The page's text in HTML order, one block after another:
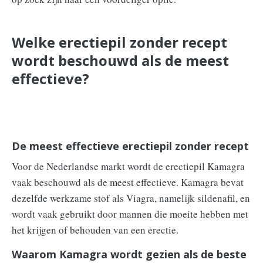
Welke erectiepil zonder recept
wordt beschouwd als de meest
effectieve?
De meest effectieve erectiepil zonder recept
Voor de Nederlandse markt wordt de erectiepil Kamagra
vaak beschouwd als de meest effectieve. Kamagra bevat
dezelfde werkzame stof als Viagra, namelijk sildenafil, en
wordt vaak gebruikt door mannen die moeite hebben met
het krijgen of behouden van een erectie.
Waarom Kamagra wordt gezien als de beste